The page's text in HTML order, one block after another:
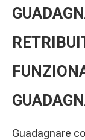
Guadagnare